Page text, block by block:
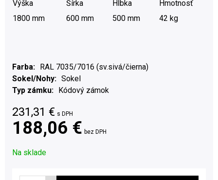
Výška Šírka Hĺbka
Hmotnosť
1800 mm
600 mm 500 mm 42 kg
Farba
RAL 7035/7016 (sv.sivá/čierna)
Sokel/Nohy
Sokel
Typ zámku
Kódový zámok
231,31 € s DPH
188,06 € bez DPH
Na sklade